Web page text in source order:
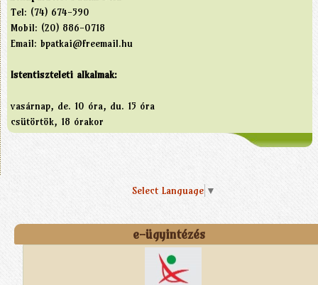
Tel: (74) 674-590
Mobil: (20) 886-0718
Email: bpatkai@freemail.hu
Istentiszteleti alkalmak:
vasárnap, de. 10 óra, du. 15 óra
csütörtök, 18 órakor
Select Language ▼
e-ügyintézés